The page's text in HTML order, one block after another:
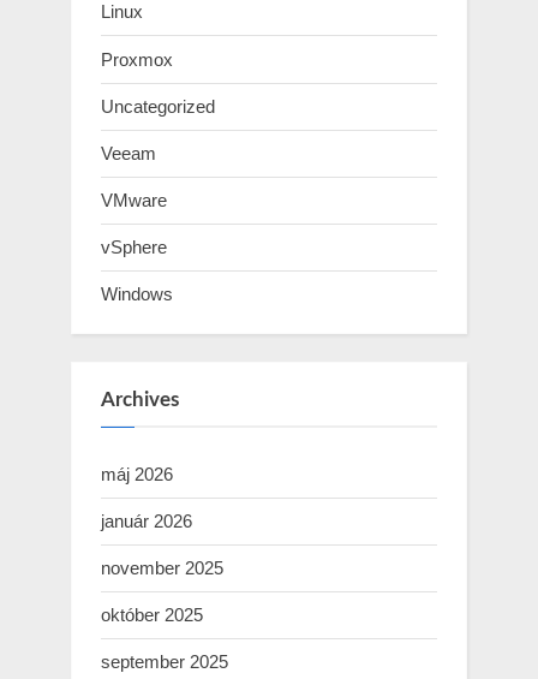
Linux
Proxmox
Uncategorized
Veeam
VMware
vSphere
Windows
Archives
máj 2026
január 2026
november 2025
október 2025
september 2025